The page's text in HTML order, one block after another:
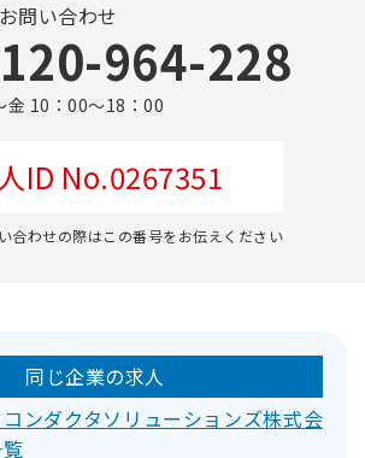
問い合わせ
964-228
金 10：00～18：00
ID No.0267351
合わせの際はこの番号をお伝えください
同じ企業の求人
ンダクタソリューションズ株式会